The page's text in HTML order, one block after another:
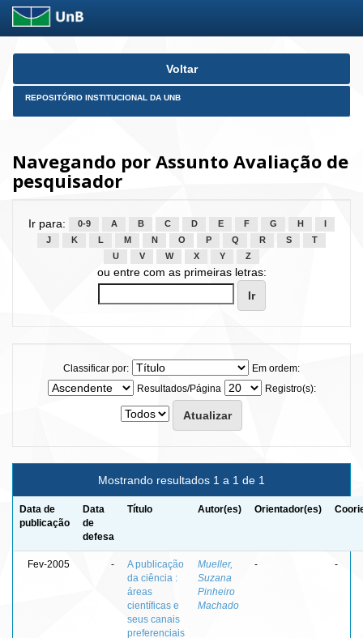
Skip
Voltar
REPOSITÓRIO INSTITUCIONAL DA UNB
Navegando por Assunto Avaliação de
pesquisador
Ir para: 0-9 A B C D E F G H
J
K L M N O P Q R S
T
U
V W X Y Z
ou entre com as primeiras letras:
Classificar por:
Em ordem:
Resultados/Página
Registro(s):
Mostrando resultados 1 a 1 de 1
Data de
publicação
Data
de
defesa
Título Autor(es) Orientador(es)
Fev-2005 -
A publicação
da ciência :
áreas
científicas e
seus canais
preferenciais
Mueller,
Suzana
Pinheiro
Machado
- -